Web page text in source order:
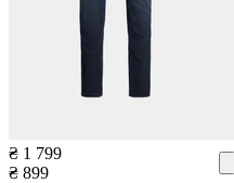
₴ 1 799
₴ 899